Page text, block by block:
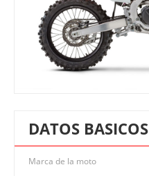
DATOS BASICOS
Marca de la moto